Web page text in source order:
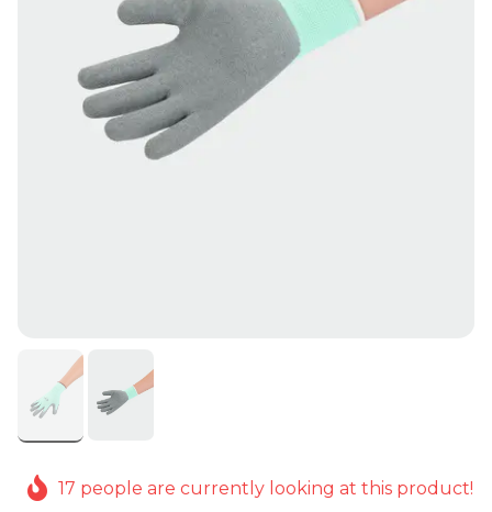
17 people are currently looking at this product!